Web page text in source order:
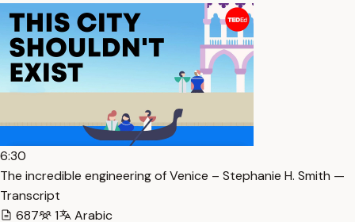
6:30
The incredible engineering of Venice – Stephanie H. Smith —
Transcript
687
1 Arabic